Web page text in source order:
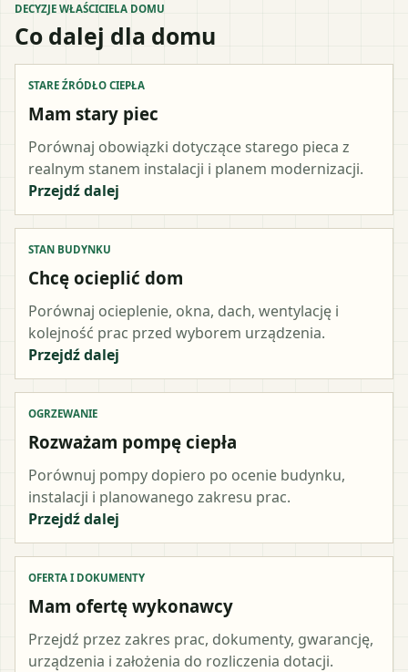
DECYZJE WŁAŚCICIELA DOMU
Co dalej dla domu
STARE ŹRÓDŁO CIEPŁA
Mam stary piec
Porównaj obowiązki dotyczące starego pieca z
realnym stanem instalacji i planem modernizacji.
Przejdź dalej
STAN BUDYNKU
Chcę ocieplić dom
Porównaj ocieplenie, okna, dach, wentylację i
kolejność prac przed wyborem urządzenia.
Przejdź dalej
OGRZEWANIE
Rozważam pompę ciepła
Porównuj pompy dopiero po ocenie budynku,
instalacji i planowanego zakresu prac.
Przejdź dalej
OFERTA I DOKUMENTY
Mam ofertę wykonawcy
Przejdź przez zakres prac, dokumenty, gwarancję,
urządzenia i założenia do rozliczenia dotacji.